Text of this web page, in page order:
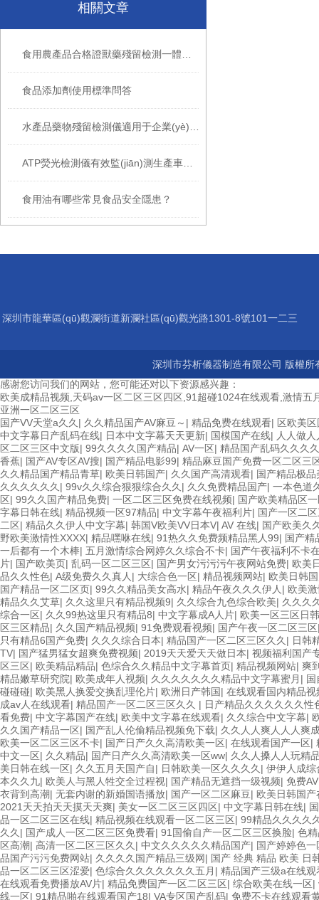
相關文章
食品添加劑使用標準問答
食用油有哪些常見食品安全隱患？
深圳市龍華區(qū)觀瀾街道新瀾社區(qū)觀光路1301-8號101一二三
深圳市芬析儀器制造有限公司 版權
感谢您访问我们的网站，您可能还对以下资源感兴趣：
欧美成精品视频,天码av一区二区三区四区,91超碰1024在线观看,激情
亚洲一区二区三区
国产VV天堂a久久 | 久久精品国产AV麻豆～ | 精品免费在线观看| 区欧美
中文字幕日产乱码在线| 日本中文字幕天天更新| 国模国产在线| 人人做
区二区三区中文版| 99久久久久国产精品| AV一区| 精品国产乱码久久久
香蕉| 国产AV专区AV搜| 国产精品电影99| 精品麻豆国产免费一区二区三
久久精品国产精品青草| 欧美日韩国产| 久久国产高清观看| 国产精品极
久久久久久久 | 99v久久综合狠狠综合久久 | 久久免费精品国产| 一本色道
区| 99久久国产精品免费| 一区二区三区免费在线视频| 国产欧美精品区
字幕日韩在线| 精品视频一区97精品| 中文字幕午夜福利片| 国产一区二
二区| 精品久久伊人中文字幕| 韩国V欧美VV日本V| AV 在线| 国产欧美久
野欧美激情性XXXX| 精品嘿咻在线| 91热久久免费频精品黑人99| 国产精
一后都有一个木棒| 五月激情综合网婷久久综合不卡| 国产午夜福利不卡
片| 国产欧美页| 乱码一区二区三区| 国产男女污污污午夜网站免费| 欧美
品久久性色| A级免费久久真人 | 大综合色一区| 精品视频网站| 欧美日韩
国产精品一区二区页| 99久久精品美女高水| 精品午夜久久久伊人 | 欧美
精品久久艾草| 久久这里只有精品视频9| 久久综合九色综合欧美| 久久久
综合一区| 久久99热这里只有精品8| 中文字幕成A人片| 欧美一区三区日
区三区精品| 久久国产精品视频| 91免费观看视频| 国产午夜一区二区三区
只有精品6国产免费| 久久久综合日本| 精品国产一区二区三区久久 | 日韩
TV| 国产猛男猛女超爽免费视频| 2019天天爱天天做日本| 视频福利国产
区三区| 欧美精品精品| 色综合久久精品中文字幕首页| 精品视频网站| 爽
精品嫩草研究院| 欧美成年人视频| 久久久久久久久精品中文字幕蜜月 |
碰碰碰| 欧美黑人换爱交换乱理伦片| 欧洲日产韩国| 在线观看国内精品视
成av人在线观看| 精品国产一区二区三区久久 | 日产精品久久久久久久性
看免费| 中文字幕国产在线| 欧美中文字幕在线观看| 久久综合中文字幕|
久久国产精品一区| 国产乱人伦偷精品视频免下载| 久久人人爽人人人爽
欧美一区二区三区不卡| 国产日产久久高清欧美一区| 在线观看国产一区|
中文一区| 久久精品| 国产日产久久高清欧美一区ww| 久久人搡人人玩精
美日韩在线一区| 久久五月天国产自| 日韩欧美一区久久久久 | 伊伊人成综
本久久九| 欧美人与黑人牲交全过程视| 国产精品无遮挡一级视频| 免费
衣背到高潮| 无套内谢的新婚国语播放| 国产一区二区麻豆| 欧美日韩国产
2021天天拍天天摸天天爽| 美女一区二区三区四区| 中文字幕日韩在线|
品一区二区三区在线| 精品视频在线观看一区二区三区| 99精品久久久久
久久 | 国产成人一区二区三区免费看| 91国偷自产一区二区三区换脸| 色
区高潮| 高清一区二区三区久久 | 中文久久久久久精品国产| 国产婷婷色
品国产污污免费网站| 久久久久国产精品三级网| 国产 经典 精品 欧美 日
品一区二区三区涩爱| 色综合久久久久久久久五月 | 精品国产三级a在线观
在线观看免费播放AV片| 精品免费国产一区二区三区| 综合欧美在线一区|
线一区| 91精品啪在线观看国产18| VA专区国产乱码| 免费不卡在线观看